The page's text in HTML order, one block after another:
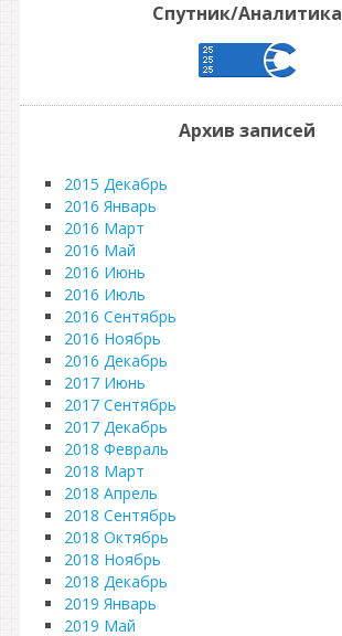
Спутник/Аналитика
Архив записей
2015 Декабрь
2016 Январь
2016 Март
2016 Май
2016 Июнь
2016 Июль
2016 Сентябрь
2016 Ноябрь
2016 Декабрь
2017 Июнь
2017 Сентябрь
2017 Декабрь
2018 Февраль
2018 Март
2018 Апрель
2018 Сентябрь
2018 Октябрь
2018 Ноябрь
2018 Декабрь
2019 Январь
2019 Май